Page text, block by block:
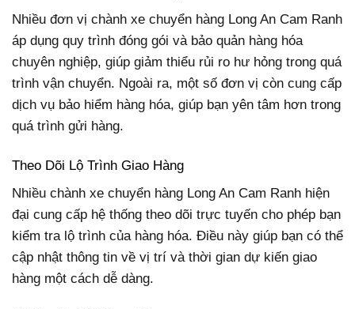
Nhiều đơn vị chành xe chuyển hàng Long An Cam Ranh
áp dụng quy trình đóng gói và bảo quản hàng hóa
chuyên nghiệp, giúp giảm thiểu rủi ro hư hỏng trong quá
trình vận chuyển. Ngoài ra, một số đơn vị còn cung cấp
dịch vụ bảo hiểm hàng hóa, giúp bạn yên tâm hơn trong
quá trình gửi hàng.
Theo Dõi Lộ Trình Giao Hàng
Nhiều chành xe chuyển hàng Long An Cam Ranh hiện
đại cung cấp hệ thống theo dõi trực tuyến cho phép bạn
kiểm tra lộ trình của hàng hóa. Điều này giúp bạn có thể
cập nhật thông tin về vị trí và thời gian dự kiến giao
hàng một cách dễ dàng.